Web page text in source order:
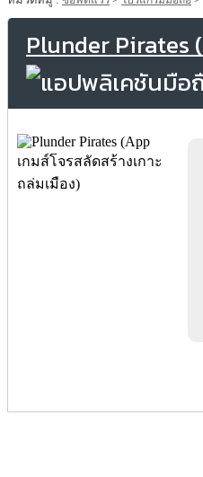
Plunder Pirates